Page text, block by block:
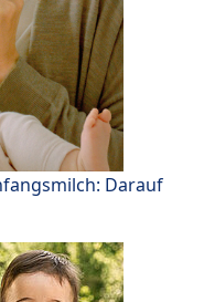
Darauf